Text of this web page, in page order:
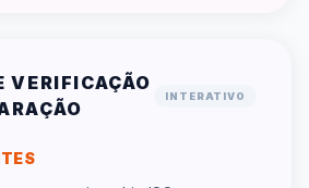
VERIFICAÇÃO
INTERATIVO